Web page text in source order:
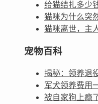
给猫结扎多少
猫咪为什么突
猫咪离世，主
宠物百科
揭秘：领养退
军犬领养费用
被自家狗上瘾